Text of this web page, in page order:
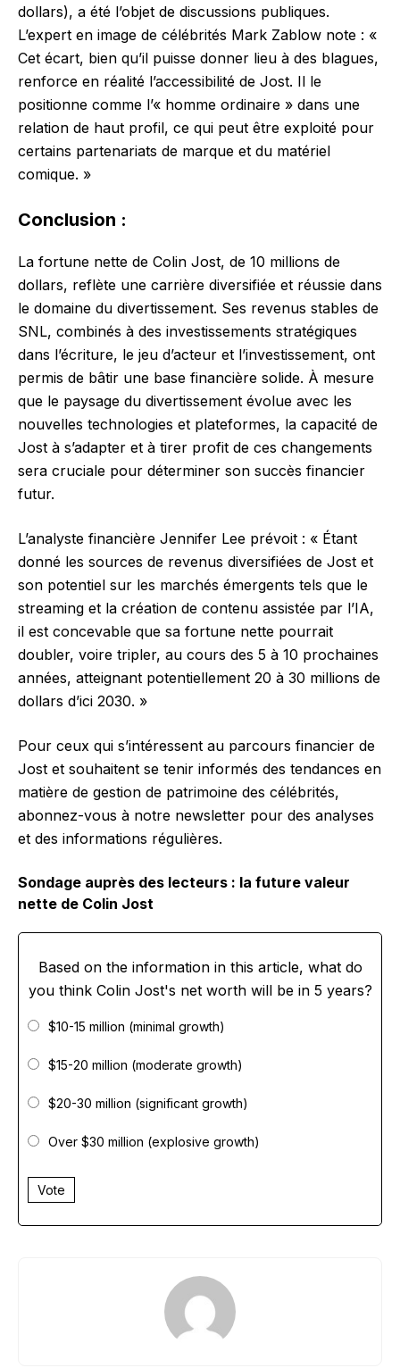
dollars), a été l’objet de discussions publiques.
L’expert en image de célébrités Mark Zablow note : «
Cet écart, bien qu’il puisse donner lieu à des blagues,
renforce en réalité l’accessibilité de Jost. Il le
positionne comme l’« homme ordinaire » dans une
relation de haut profil, ce qui peut être exploité pour
certains partenariats de marque et du matériel
comique. »
Conclusion :
La fortune nette de Colin Jost, de 10 millions de
dollars, reflète une carrière diversifiée et réussie dans
le domaine du divertissement. Ses revenus stables de
SNL, combinés à des investissements stratégiques
dans l’écriture, le jeu d’acteur et l’investissement, ont
permis de bâtir une base financière solide. À mesure
que le paysage du divertissement évolue avec les
nouvelles technologies et plateformes, la capacité de
Jost à s’adapter et à tirer profit de ces changements
sera cruciale pour déterminer son succès financier
futur.
L’analyste financière Jennifer Lee prévoit : « Étant
donné les sources de revenus diversifiées de Jost et
son potentiel sur les marchés émergents tels que le
streaming et la création de contenu assistée par l’IA,
il est concevable que sa fortune nette pourrait
doubler, voire tripler, au cours des 5 à 10 prochaines
années, atteignant potentiellement 20 à 30 millions de
dollars d’ici 2030. »
Pour ceux qui s’intéressent au parcours financier de
Jost et souhaitent se tenir informés des tendances en
matière de gestion de patrimoine des célébrités,
abonnez-vous à notre newsletter pour des analyses
et des informations régulières.
Sondage auprès des lecteurs : la future valeur
nette de Colin Jost
Based on the information in this article, what do
you think Colin Jost's net worth will be in 5 years?
$10-15 million (minimal growth)
$15-20 million (moderate growth)
$20-30 million (significant growth)
Over $30 million (explosive growth)
Vote